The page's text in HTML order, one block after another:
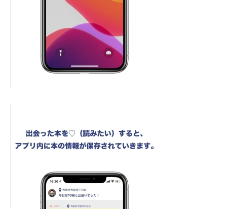
電子設計の基本と応用
エネルギーの専門メディア
建設×テクノロジーの最前線
ちょっと気になるネットの話題